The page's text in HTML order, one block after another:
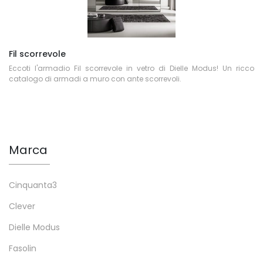
Fil scorrevole
Eccoti l'armadio Fil scorrevole in vetro di Dielle Modus! Un ricco
catalogo di armadi a muro con ante scorrevoli.
Marca
Cinquanta3
Clever
Dielle Modus
Fasolin